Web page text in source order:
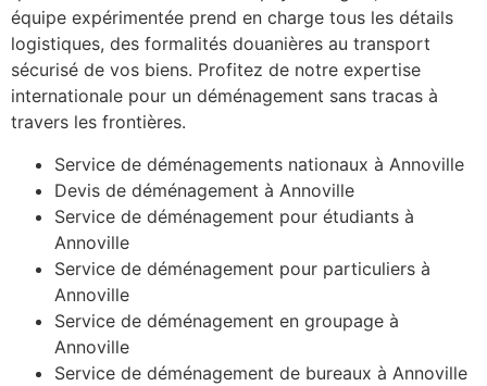
équipe expérimentée prend en charge tous les détails
logistiques, des formalités douanières au transport
sécurisé de vos biens. Profitez de notre expertise
internationale pour un déménagement sans tracas à
travers les frontières.
Service de déménagements nationaux à Annoville
Devis de déménagement à Annoville
Service de déménagement pour étudiants à
Annoville
Service de déménagement pour particuliers à
Annoville
Service de déménagement en groupage à
Annoville
Service de déménagement de bureaux à Annoville